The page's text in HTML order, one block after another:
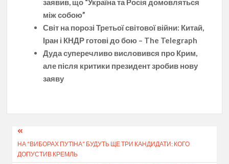
заявив, що “Україна та Росія домовляться
між собою”
Світ на порозі Третьої світової війни: Китай,
Іран і КНДР готові до бою – The Telegraph
Дуда суперечливо висловився про Крим,
але після критики президент зробив нову
заяву
Навігація
записів
НА “ВИБОРАХ ПУТІНА” БУДУТЬ ЩЕ ТРИ КАНДИДАТИ: КОГО
ДОПУСТИВ КРЕМЛЬ